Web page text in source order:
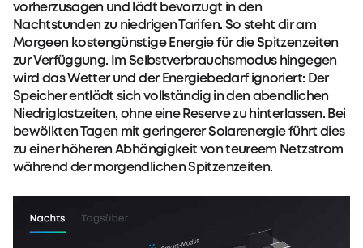
vorherzusagen und lädt bevorzugt in den
Nachtstunden zu niedrigen Tarifen. So steht dir am
Morgeen kostengünstige Energie für die Spitzenzeiten
zur Verfüggung. Im Selbstverbrauchsmodus hingegen
wird das Wetter und der Energiebedarf ignoriert: Der
Speicher entlädt sich vollständig in den abendlichen
Niedriglastzeiten, ohne eine Reserve zu hinterlassen. Bei
bewölkten Tagen mit geringerer Solarenergie führt dies
zu einer höheren Abhängigkeit von teureem Netzstrom
während der morgendlichen Spitzenzeiten.